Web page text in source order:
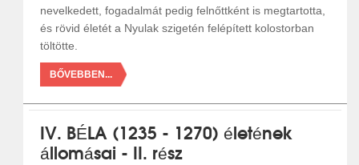
nevelkedett, fogadalmát pedig felnőttként is megtartotta,
és rövid életét a Nyulak szigetén felépített kolostorban
töltötte.
BŐVEBBEN...
IV. BÉLA (1235 - 1270) életének
állomásai - II. rész